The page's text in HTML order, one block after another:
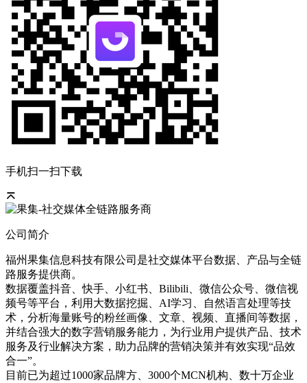
手机扫一扫下载
公司简介
福州果集信息科技有限公司是社交媒体平台数据、产品与全链
路服务提供商。
数据覆盖抖音、快手、小红书、Bilibili、微信公众号、微信视
频号等平台，利用大数据挖掘、AI学习、自然语言处理等技
术，分析海量账号的粉丝画像、文章、视频、直播间等数据，
并结合强大的数字营销服务能力，为行业用户提供产品、技术
服务及行业解决方案，助力品牌的营销决策并有效实现“品效
合一”。
目前已为超过1000家品牌方、3000个MCN机构、数十万企业